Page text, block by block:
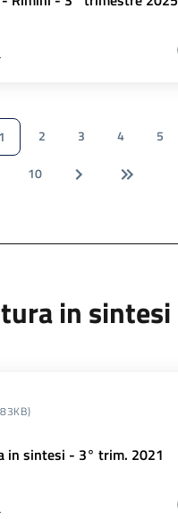
1 2 3 4 5
10
in sintesi
in sintesi - 3° trim. 2021